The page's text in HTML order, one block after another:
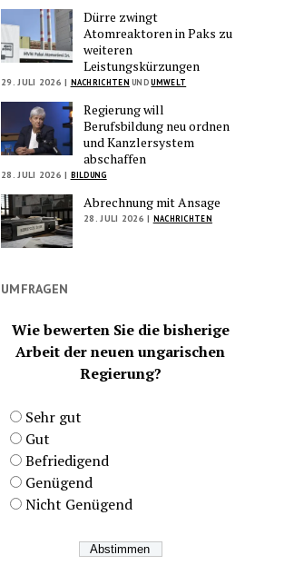
Dürre zwingt
Atomreaktoren in Paks zu
weiteren
Leistungskürzungen
29. JULI 2026 | NACHRICHTEN UNDUMWELT
Regierung will
Berufsbildung neu ordnen
und Kanzlersystem
abschaffen
28. JULI 2026 | BILDUNG
Abrechnung mit Ansage
28. JULI 2026 | NACHRICHTEN
UMFRAGEN
Wie bewerten Sie die bisherige
Arbeit der neuen ungarischen
Regierung?
Sehr gut
Gut
Befriedigend
Genügend
Nicht Genügend